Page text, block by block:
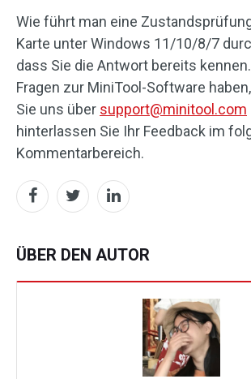
Wie führt man eine
Karte unter Windows 11/10/8/7
dass Sie die Antwort bereits
Fragen zur MiniTool-Software
Sie uns über support@minitool.com
hinterlassen Sie Ihr Feedback im
Kommentarbereich.
ÜBER DEN AUTOR